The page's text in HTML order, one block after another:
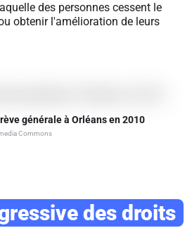
des personnes cessent le
obtenir l'amélioration de leurs
générale à Orléans en 2010
Commons
des droits